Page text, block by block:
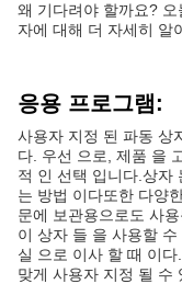
왜 기다려야 할까요?
자에 대해 더 자세히 알
응용 프로그램:
사용자 지정 된 파동 상
다. 우선 으로, 제품 을
적 인 선택 입니다.상자
는 방법 이다또한 다양
문에 보관용으로도 사
이 상자 들 을 사용할
실 으로 이사 할 때 이
맞게 사용자 지정 될 수